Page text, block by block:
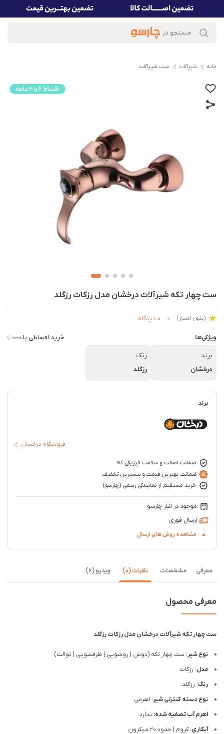
خانه شیرآلات ست شیرآلات
ست چهار تکه شیرآلات درخشان مدل رزکات رزگلد
(بدون امتیاز) 0 دیدگاه
ویژگی‌ها خرید اقساطی با
برند
درخشان
رنگ
رزگلد
برند
فروشگاه درخشان
ضمانت اصالت و سلامت فیزیکی کالا
ضمانت بهترین قیمت و بیشترین تخفیف
خرید مستقیم از نمایندگی رسمی (چارسو)
موجود در انبار چارسو
ارسال فوری
مشاهده روش های ارسال
معرفی مشخصات نظرات (0) ویدیو (6)
معرفی محصول
ست چهار تکه شیرآلات درخشان مدل رزکات رزگلد
نوع شیر: ست چهار تکه (دوش | روشویی | ظرفشویی | توالت)
مدل: رزکات
رنگ: رزگلد
نوع دسته کنترلی شیر: اهرمی
اهرم آب تصفیه شده: ندارد
آبکاری: کروم | حدود 20 میکرون